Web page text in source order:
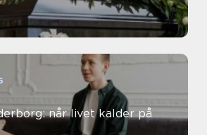
når livet kalder på